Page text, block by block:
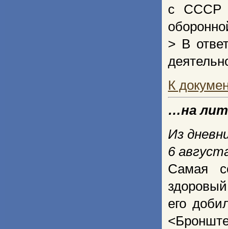
с СССР
> В
К
…на
Из
6
Самая
его